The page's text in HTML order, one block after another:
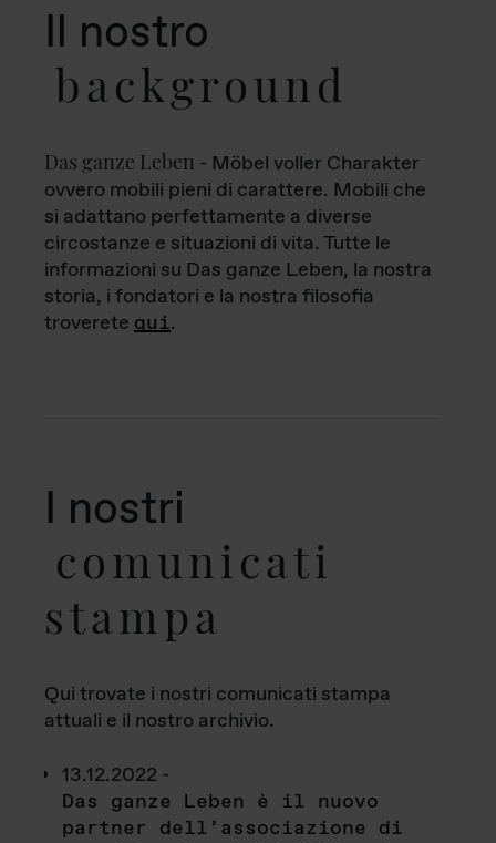
Il nostro
background
Das ganze Leben - Möbel voller Charakter
ovvero mobili pieni di carattere. Mobili che
si adattano perfettamente a diverse
circostanze e situazioni di vita. Tutte le
informazioni su Das ganze Leben, la nostra
storia, i fondatori e la nostra filosofia
troverete qui.
I nostri
comunicati
stampa
Qui trovate i nostri comunicati stampa
attuali e il nostro archivio.
13.12.2022 -
Das ganze Leben è il nuovo
partner dell’associazione di